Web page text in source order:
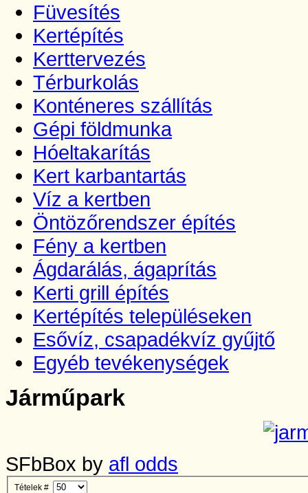
Füvesítés
Kertépítés
Kerttervezés
Térburkolás
Konténeres szállítás
Gépi földmunka
Hóeltakarítás
Kert karbantartás
Víz a kertben
Öntözőrendszer építés
Fény a kertben
Ágdarálás, ágaprítás
Kerti grill építés
Kertépítés településeken
Esővíz, csapadékvíz gyűjtő
Egyéb tevékenységek
Járműpark
SFbBox by afl odds
Tételek #